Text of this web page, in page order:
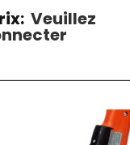
Veuillez